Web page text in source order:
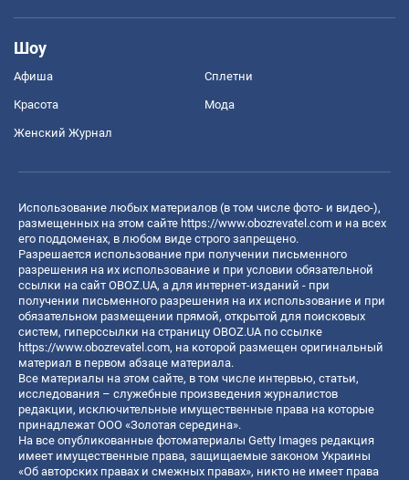
Шоу
Афиша Сплетни
Красота Мода
Женский Журнал
Использование любых материалов (в том числе фото- и видео-),
размещенных на этом сайте https://www.obozrevatel.com и на всех
его поддоменах, в любом виде строго запрещено.
Разрешается использование при получении письменного
разрешения на их использование и при условии обязательной
ссылки на сайт OBOZ.UA, а для интернет-изданий - при
получении письменного разрешения на их использование и при
обязательном размещении прямой, открытой для поисковых
систем, гиперссылки на страницу OBOZ.UA по ссылке
https://www.obozrevatel.com, на которой размещен оригинальный
материал в первом абзаце материала.
Все материалы на этом сайте, в том числе интервью, статьи,
исследования – служебные произведения журналистов
редакции, исключительные имущественные права на которые
принадлежат ООО «Золотая середина».
На все опубликованные фотоматериалы Getty Images редакция
имеет имущественные права, защищаемые законом Украины
«Об авторских правах и смежных правах», никто не имеет права